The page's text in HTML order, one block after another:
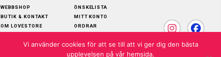
WEBBSHOP
BUTIK & KONTAKT
OM LOVESTORE
KÖPVILLKOR
ÖNSKELISTA
MITT KONTO
ORDRAR
KONTOUPPGIFTER
Vi använder cookies för att se till att vi ger dig den bästa
upplevelsen på vår hemsida.